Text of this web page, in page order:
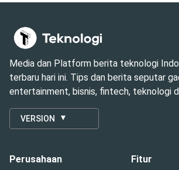
Media dan Platform berita teknologi
terbaru hari ini. Tips dan berita seputar
entertainment, bisnis, fintech, teknologi
VERSION
Perusahaan Fitur